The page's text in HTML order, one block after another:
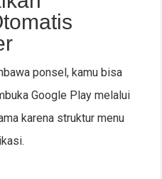
ponsel, kamu bisa
Google Play melalui
karena struktur menu